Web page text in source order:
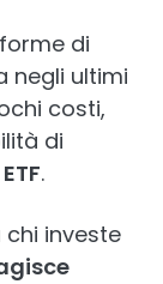
di
negli ultimi
costi,
di
.
investe